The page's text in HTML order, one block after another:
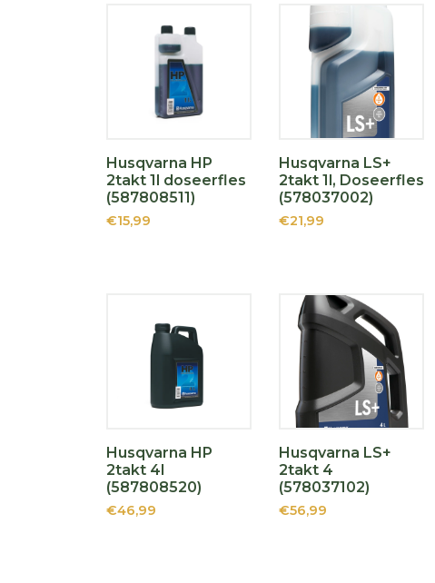
Husqvarna HP
2takt 1l doseerfles
(587808511)
€15,99
Husqvarna LS+
2takt 1l, Doseerfles
(578037002)
€21,99
Husqvarna HP
2takt 4l
(587808520)
€46,99
Husqvarna LS+
2takt 4
(578037102)
€56,99